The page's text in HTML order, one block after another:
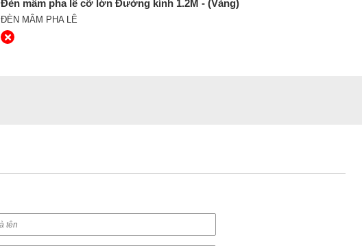
Đèn mâm pha lê cỡ lớn Đường kính 1.2M - (Vàng)
ĐÈN MÂM PHA LÊ